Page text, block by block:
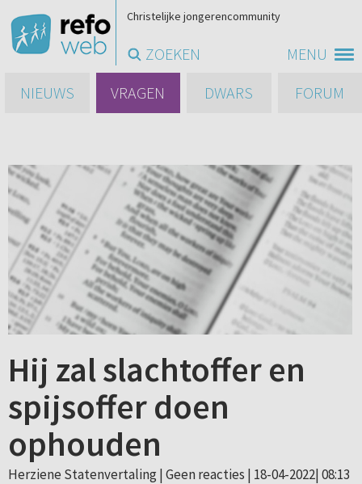
MENU
Christelijke jongerencommunity
ZOEKEN
NIEUWS
VRAGEN DWARS FORUM
Hij zal slachtoffer en
spijsoffer doen
ophouden
Herziene Statenvertaling | Geen reacties | 18-04-2022| 08:13